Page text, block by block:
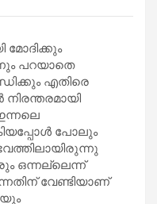
പറയാതെ
എതിരെ
പോലും
ഒന്നല്ലെന്ന്
വേണ്ടിയാണ്